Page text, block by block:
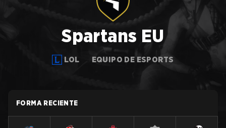
Spartans EU
LOL EQUIPO DE ESPORTS
FORMA RECIENTE